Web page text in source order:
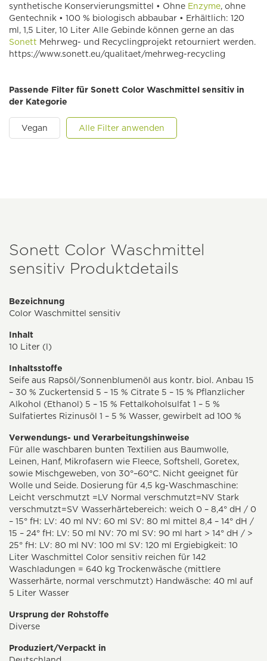
synthetische Konservierungsmittel • Ohne Enzyme, ohne
Gentechnik • 100 % biologisch abbaubar • Erhältlich: 120
ml, 1,5 Liter, 10 Liter Alle Gebinde können gerne an das
Sonett Mehrweg- und Recyclingprojekt retourniert werden.
https://www.sonett.eu/qualitaet/mehrweg-recycling
Passende Filter für Sonett Color Waschmittel sensitiv in
der Kategorie
Vegan Alle Filter anwenden
Sonett Color Waschmittel
sensitiv Produktdetails
Bezeichnung
Color Waschmittel sensitiv
Inhalt
10 Liter (l)
Inhaltsstoffe
Seife aus Rapsöl/Sonnenblumenöl aus kontr. biol. Anbau 15
– 30 % Zuckertensid 5 – 15 % Citrate 5 – 15 % Pflanzlicher
Alkohol (Ethanol) 5 – 15 % Fettalkoholsulfat 1 – 5 %
Sulfatiertes Rizinusöl 1 – 5 % Wasser, gewirbelt ad 100 %
Verwendungs- und Verarbeitungshinweise
Für alle waschbaren bunten Textilien aus Baumwolle,
Leinen, Hanf, Mikrofasern wie Fleece, Softshell, Goretex,
sowie Mischgeweben, von 30°–60°C. Nicht geeignet für
Wolle und Seide. Dosierung für 4,5 kg-Waschmaschine:
Leicht verschmutzt =LV Normal verschmutzt=NV Stark
verschmutzt=SV Wasserhärtebereich: weich 0 – 8,4° dH / 0
– 15° fH: LV: 40 ml NV: 60 ml SV: 80 ml mittel 8,4 – 14° dH /
15 – 24° fH: LV: 50 ml NV: 70 ml SV: 90 ml hart > 14° dH / >
25° fH: LV: 80 ml NV: 100 ml SV: 120 ml Ergiebigkeit: 10
Liter Waschmittel Color sensitiv reichen für 142
Waschladungen = 640 kg Trockenwäsche (mittlere
Wasserhärte, normal verschmutzt) Handwäsche: 40 ml auf
5 Liter Wasser
Ursprung der Rohstoffe
Diverse
Produziert/Verpackt in